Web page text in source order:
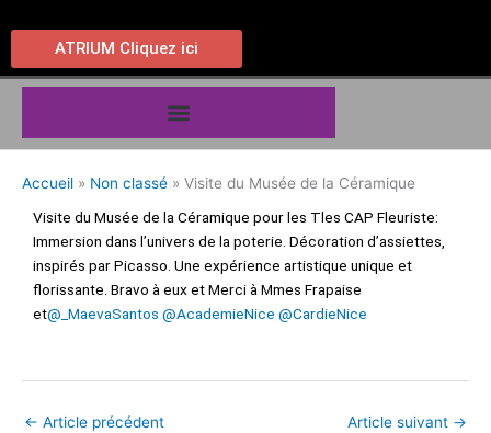
au
contenu
ATRIUM Cliquez ici
Accueil Non classé
Visite du Musée de la Céramique
Visite du Musée de la Céramique pour les Tles CAP Fleuriste:
Immersion dans l’univers de la poterie. Décoration d’assiettes,
inspirés par Picasso. Une expérience artistique unique et
florissante. Bravo à eux et Merci à Mmes Frapaise
et@_MaevaSantos @AcademieNice @CardieNice
← Article précédent Article suivant →